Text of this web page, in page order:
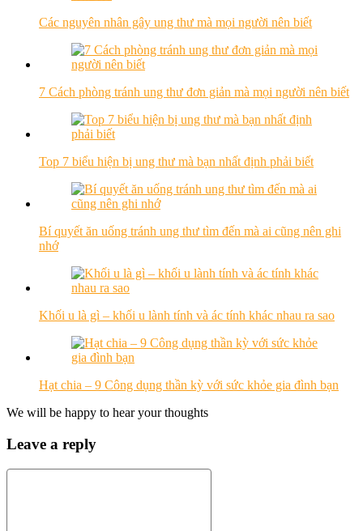
​Các nguyên nhân gây ung thư mà mọi người nên biết
7 Cách phòng tránh ung thư đơn giản mà mọi người nên biết
Top 7 biểu hiện bị ung thư mà bạn nhất định phải biết
Bí quyết ăn uống tránh ung thư tìm đến mà ai cũng nên ghi
nhớ
Khối u là gì – khối u lành tính và ác tính khác nhau ra sao
Hạt chia – 9 Công dụng thần kỳ với sức khỏe gia đình bạn
We will be happy to hear your thoughts
Leave a reply